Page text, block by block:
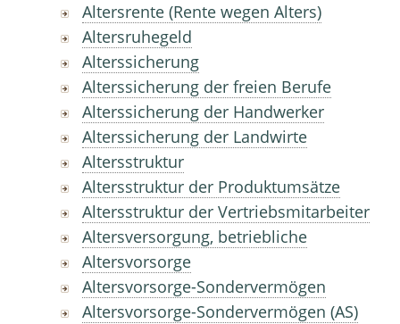
Altersrente (Rente wegen Alters)
Altersruhegeld
Alterssicherung
Alterssicherung der freien Berufe
Alterssicherung der Handwerker
Alterssicherung der Landwirte
Altersstruktur
Altersstruktur der Produktumsätze
Altersstruktur der Vertriebsmitarbeiter
Altersversorgung, betriebliche
Altersvorsorge
Altersvorsorge-Sondervermögen
Altersvorsorge-Sondervermögen (AS)